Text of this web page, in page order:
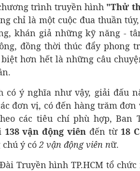
trình truyền hình "Thử
chỉ là một cuộc đua thuần
khán giả những kỹ năng -
đồng thời thúc đẩy phong
biệt hơn hết là những câu
có ý nghĩa như vậy, giải đấu
đơn vị, có đến hàng trăm
các tiêu chí phù hợp, Ban
138 vận động viên đến từ 18
ý có 2 vận động viên nữ.
Truyền hình TP.HCM tổ